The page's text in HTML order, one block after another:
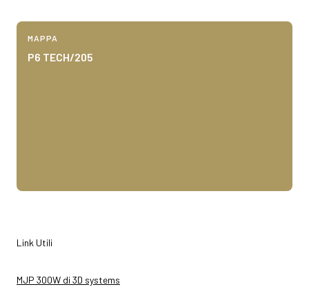
MAPPA
P6 TECH/205
Link Utili
MJP 300W di 3D systems